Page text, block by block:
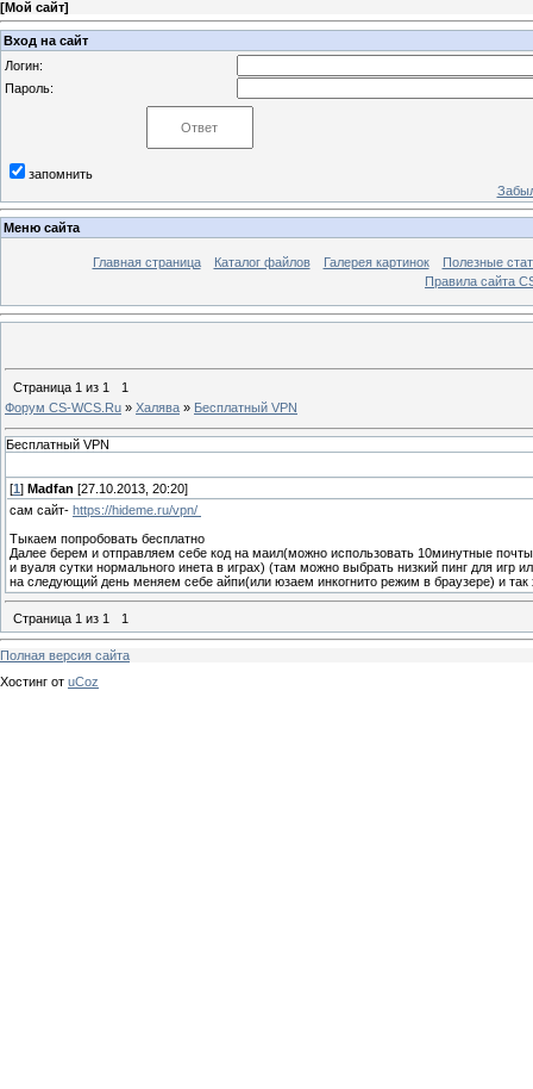
[Мой сайт]
Вход на сайт
Логин:
Пароль:
запомнить
Меню сайта
Главная страница Каталог файлов Галерея картинок
Полезные
Правила сайта
Страница 1 из 1
1
Форум CS-WCS.Ru » Халява » Бесплатный VPN
Бесплатный VPN
[1 ] Madfan [27.10.2013, 20:20]
сам сайт- https://hideme.ru/vpn/
Тыкаем попробовать бесплатно
Далее берем и отправляем себе код на маил(можно использовать 10минутные
и вуаля сутки нормального инета в играх) (там можно выбрать низкий пинг для игр
на следующий день меняем себе айпи(или юзаем инкогнито режим в браузере) и так
Страница 1 из 1 1
Полная версия сайта
Хостинг от uCoz